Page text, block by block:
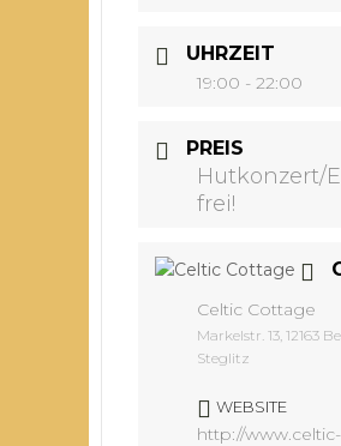
UHRZEIT
19:00 - 22:00
PREIS
Hutkonzert/
frei!
Celtic Cottage
Markelstr. 13, 12163
Steglitz
WEBSITE
http://www.celtic-